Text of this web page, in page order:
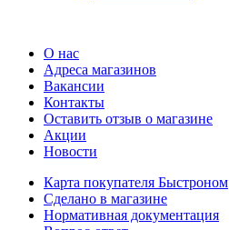
О нас
Адреса магазинов
Вакансии
Контакты
Оставить отзыв о магазине
Акции
Новости
Карта покупателя Быстроном
Сделано в магазине
Нормативная документация